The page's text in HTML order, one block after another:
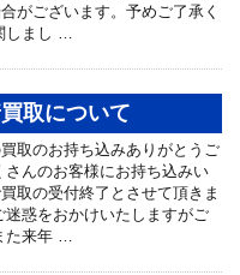
がございます。予めご了承く
しまし …
取について
取のお持ち込みありがとうご
さんのお客様にお持ち込みい
取の受付終了とさせて頂きま
迷惑をおかけいたしますがご
た来年 …